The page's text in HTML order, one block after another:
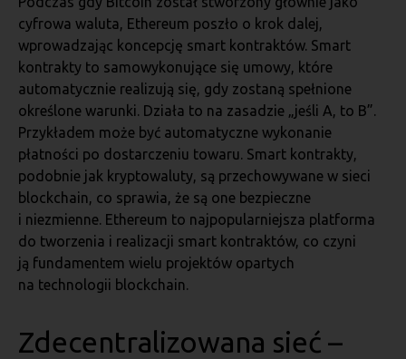
cyfrowa waluta, Ethereum poszło o krok dalej,
wprowadzając koncepcję smart kontraktów. Smart
kontrakty to samowykonujące się umowy, które
automatycznie realizują się, gdy zostaną spełnione
określone warunki. Działa to na zasadzie „jeśli A, to B”.
Przykładem może być automatyczne wykonanie
płatności po dostarczeniu towaru. Smart kontrakty,
podobnie jak kryptowaluty, są przechowywane w sieci
blockchain, co sprawia, że są one bezpieczne
i niezmienne. Ethereum to najpopularniejsza platforma
do tworzenia i realizacji smart kontraktów, co czyni
ją fundamentem wielu projektów opartych
na technologii blockchain.
Zdecentralizowana sieć –